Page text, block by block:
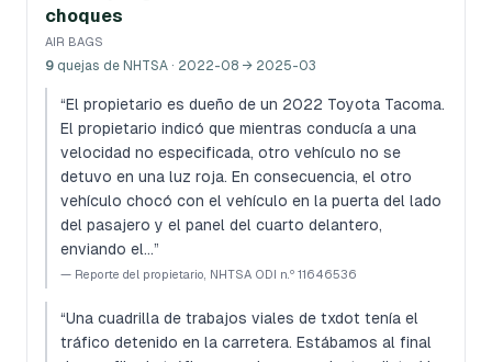
choques
AIR BAGS
9 quejas de NHTSA · 2022-08 → 2025-03
“El propietario es dueño de un 2022 Toyota Tacoma.
El propietario indicó que mientras conducía a una
velocidad no especificada, otro vehículo no se
detuvo en una luz roja. En consecuencia, el otro
vehículo chocó con el vehículo en la puerta del lado
del pasajero y el panel del cuarto delantero,
enviando el…”
— Reporte del propietario, NHTSA ODI n.º 11646536
“Una cuadrilla de trabajos viales de txdot tenía el
tráfico detenido en la carretera. Estábamos al final